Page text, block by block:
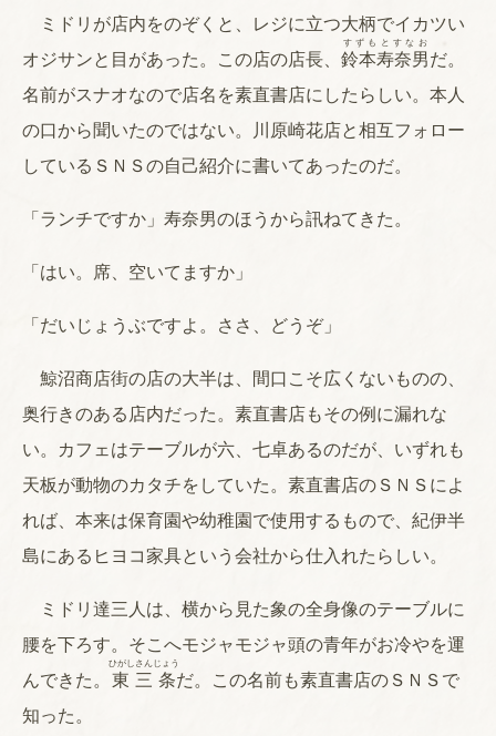
ミドリが店内をのぞくと、レジに立つ大柄でイカツい
オジサンと目があった。この店の店長、 鈴本寿奈男
すずもとすなお
だ。
名前がスナオなので店名を素直書店にしたらしい。本人
の口から聞いたのではない。川原崎花店と相互フォロー
しているＳＮＳの自己紹介に書いてあったのだ。
「ランチですか」寿奈男のほうから訊ねてきた。
「はい。席、空いてますか」
「だいじょうぶですよ。ささ、どうぞ」
鯨沼商店街の店の大半は、間口こそ広くないものの、
奥行きのある店内だった。素直書店もその例に漏れな
い。カフェはテーブルが六、七卓あるのだが、いずれも
天板が動物のカタチをしていた。素直書店のＳＮＳによ
れば、本来は保育園や幼稚園で使用するもので、紀伊半
島にあるヒヨコ家具という会社から仕入れたらしい。
ミドリ達三人は、横から見た象の全身像のテーブルに
腰を下ろす。そこへモジャモジャ頭の青年がお冷やを運
んできた。 東三条
ひがしさんじょう
だ。この名前も素直書店のＳＮＳで
知った。